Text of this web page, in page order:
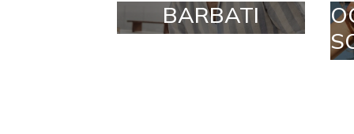
BARBATI